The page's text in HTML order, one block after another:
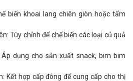
biến khoai lang chiên giòn hoặc tẩm
Tùy chỉnh để chế biến các loại củ quả
dụng cho sản xuất snack, bim bim
Kết hợp cấp đông để cung cấp cho thị